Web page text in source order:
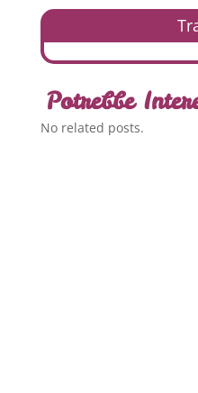
Potrebbe
No related posts.